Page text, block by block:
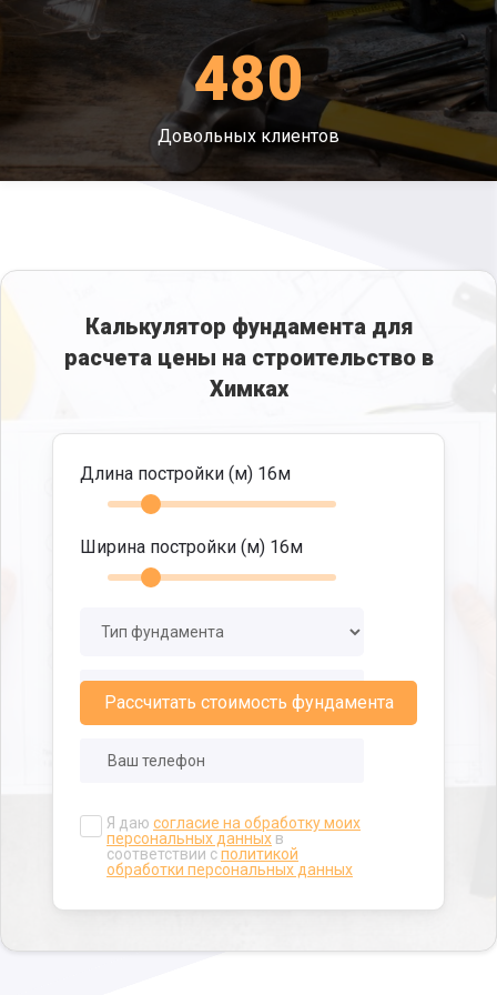
480
Довольных клиентов
Калькулятор фундамента для
расчета цены на строительство в
Химках
Длина постройки (м) 16м
Ширина постройки (м) 16м
Я даю согласие на обработку моих
персональных данных в
соответствии сполитикой
обработки персональных данных
Рассчитать стоимость фундамента